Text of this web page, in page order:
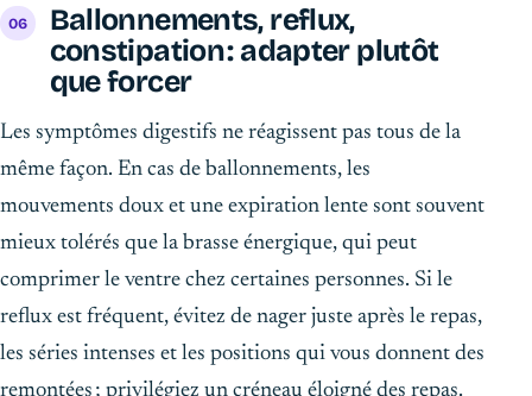
Ballonnements, reflux,
constipation : adapter plutôt
que forcer
Les symptômes digestifs ne réagissent pas tous de la
même façon. En cas de ballonnements, les
mouvements doux et une expiration lente sont souvent
mieux tolérés que la brasse énergique, qui peut
comprimer le ventre chez certaines personnes. Si le
reflux est fréquent, évitez de nager juste après le repas,
les séries intenses et les positions qui vous donnent des
remontées ; privilégiez un créneau éloigné des repas.